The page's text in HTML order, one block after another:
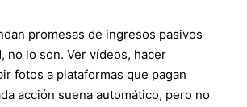
promesas de ingresos pasivos
no lo son. Ver vídeos, hacer
fotos a plataformas que pagan
acción suena automático, pero no